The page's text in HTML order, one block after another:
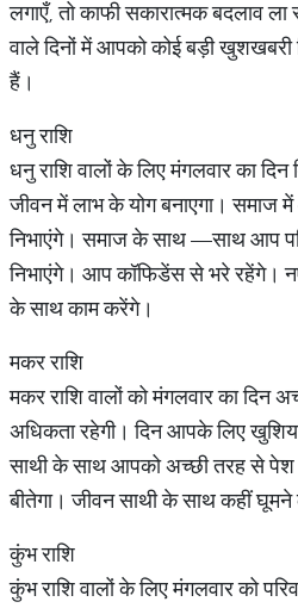
लगाएँ, तो काफी सकारात्मक बदलाव
वाले दिनों में आपको कोई बड़ी
हैं।
धनु राशि
धनु राशि वालों के लिए मंगलवार का
जीवन में लाभ के योग बनाएगा। समाज
निभाएंगे। समाज के साथ —साथ आप
निभाएंगे। आप कॉफिडेंस से भरे रहेंगे।
के साथ काम करेंगे।
मकर राशि
मकर राशि वालों को मंगलवार का दिन
अधिकता रहेगी। दिन आपके लिए
साथी के साथ आपको अच्छी तरह से पेश
बीतेगा। जीवन साथी के साथ कहीं
कुंभ राशि
कुंभ राशि वालों के लिए मंगलवार को